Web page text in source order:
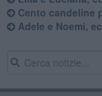
Cento candeline
Adele e Noemi,